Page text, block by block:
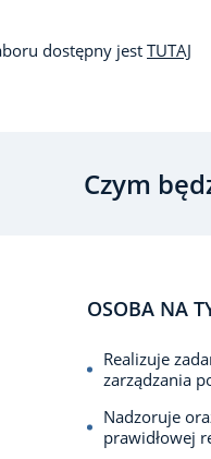
dostępny jest TUTAJ
Czym
OSOBA NA
Realizuje
zarządzania
Nadzoruje
prawidłowej